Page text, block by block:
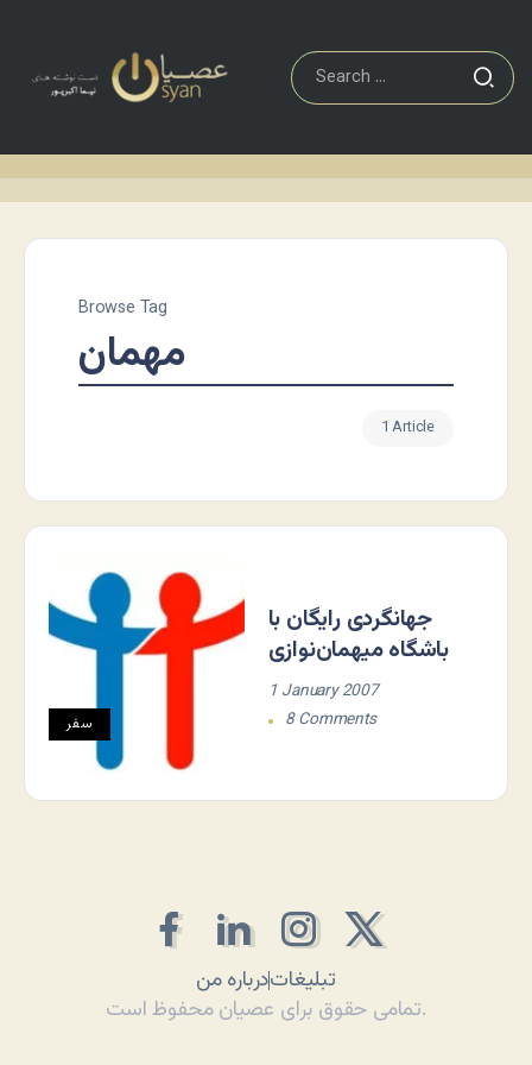
Browse Tag
مهمان
1 Article
سفر
جهانگردی رایگان با
باشگاه میهمان‌نوازی
1 January 2007
8 Comments
درباره منتبلیغات
تمامی حقوق برای عصیان محفوظ است.